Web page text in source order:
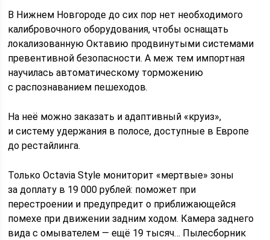
В Нижнем Новгороде до сих пор нет необходимого
калибровочного оборудования, чтобы оснащать
локализованную Октавию продвинутыми системами
превентивной безопасности. А меж тем импортная
научилась автоматическому торможению
с распознаванием пешеходов.
На неё можно заказать и адаптивный «круиз»,
и систему удержания в полосе, доступные в Европе
до рестайлинга.
Только Octavia Style мониторит «мертвые» зоны
за доплату в 19 000 рублей: поможет при
перестроении и предупредит о приближающейся
помехе при движении задним ходом. Камера заднего
вида с омывателем — ещё 19 тысяч… Пылесборник